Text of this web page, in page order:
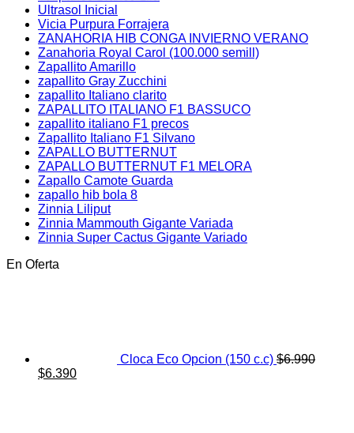
Ultrasol Inicial
Vicia Purpura Forrajera
ZANAHORIA HIB CONGA INVIERNO VERANO
Zanahoria Royal Carol (100.000 semill)
Zapallito Amarillo
zapallito Gray Zucchini
zapallito Italiano clarito
ZAPALLITO ITALIANO F1 BASSUCO
zapallito italiano F1 precos
Zapallito Italiano F1 Silvano
ZAPALLO BUTTERNUT
ZAPALLO BUTTERNUT F1 MELORA
Zapallo Camote Guarda
zapallo hib bola 8
Zinnia Liliput
Zinnia Mammouth Gigante Variada
Zinnia Super Cactus Gigante Variado
En Oferta
Cloca Eco Opcion (150 c.c) $6.990
El
$6.390El